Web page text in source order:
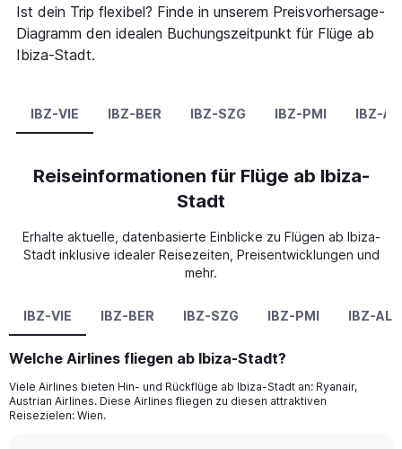
Ist dein Trip flexibel? Finde in unserem Preisvorhersage-
Diagramm den idealen Buchungszeitpunkt für Flüge ab
Ibiza-Stadt.
IBZ-VIE IBZ-BER IBZ-SZG IBZ-PMI IBZ-
Reiseinformationen für Flüge ab Ibiza-
Stadt
Erhalte aktuelle, datenbasierte Einblicke zu Flügen ab Ibiza-
Stadt inklusive idealer Reisezeiten, Preisentwicklungen und
mehr.
IBZ-VIE IBZ-BER IBZ-SZG IBZ-PMI IBZ-ALC
Welche Airlines fliegen ab Ibiza-Stadt?
Viele Airlines bieten Hin- und Rückflüge ab Ibiza-Stadt an: Ryanair,
Austrian Airlines. Diese Airlines fliegen zu diesen attraktiven
Reisezielen: Wien.